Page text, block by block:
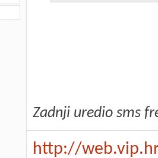
Zadnji uredio sms
http://